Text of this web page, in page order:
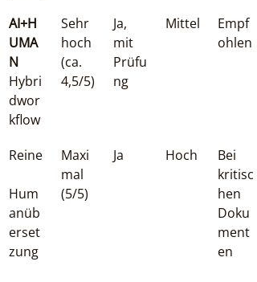
AI+H
UMA
N
Hybri
dwor
kflow
Sehr
hoch
(ca.
4,5/5)
Ja,
mit
Prüfu
ng
Mittel
Empf
ohlen
Reine
Hum
anüb
erset
zung
Maxi
mal
(5/5)
Ja Hoch
Bei
kritisc
hen
Doku
ment
en